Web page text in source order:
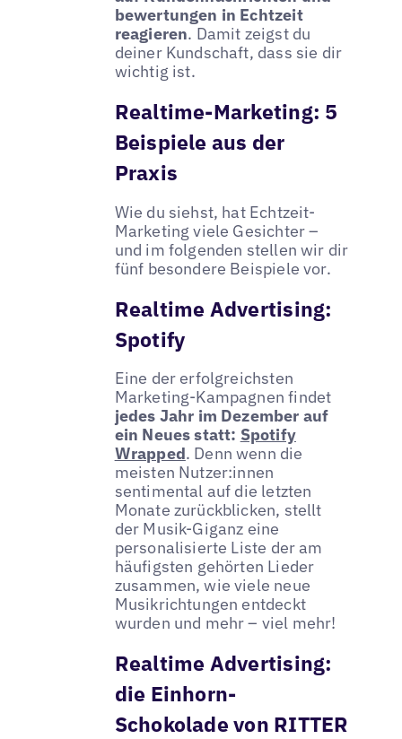
bewertungen in Echtzeit
reagieren. Damit zeigst du
deiner Kundschaft, dass sie dir
wichtig ist.
Realtime-Marketing: 5
Beispiele aus der
Praxis
Wie du siehst, hat Echtzeit-
Marketing viele Gesichter –
und im folgenden stellen wir dir
fünf besondere Beispiele vor.
Realtime Advertising:
Spotify
Eine der erfolgreichsten
Marketing-Kampagnen findet
jedes Jahr im Dezember auf
ein Neues statt: Spotify
Wrapped. Denn wenn die
meisten Nutzer:innen
sentimental auf die letzten
Monate zurückblicken, stellt
der Musik-Giganz eine
personalisierte Liste der am
häufigsten gehörten Lieder
zusammen, wie viele neue
Musikrichtungen entdeckt
wurden und mehr – viel mehr!
Realtime Advertising:
die Einhorn-
Schokolade von RITTER